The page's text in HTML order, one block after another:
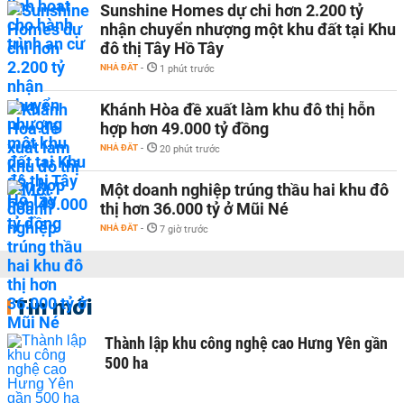
Sunshine Homes dự chi hơn 2.200 tỷ
nhận chuyển nhượng một khu đất tại Khu
đô thị Tây Hồ Tây
NHÀ ĐẤT - 1 phút trước
Khánh Hòa đề xuất làm khu đô thị hỗn
hợp hơn 49.000 tỷ đồng
NHÀ ĐẤT - 20 phút trước
Một doanh nghiệp trúng thầu hai khu đô
thị hơn 36.000 tỷ ở Mũi Né
NHÀ ĐẤT - 7 giờ trước
Tin mới
Thành lập khu công nghệ cao Hưng Yên gần
500 ha